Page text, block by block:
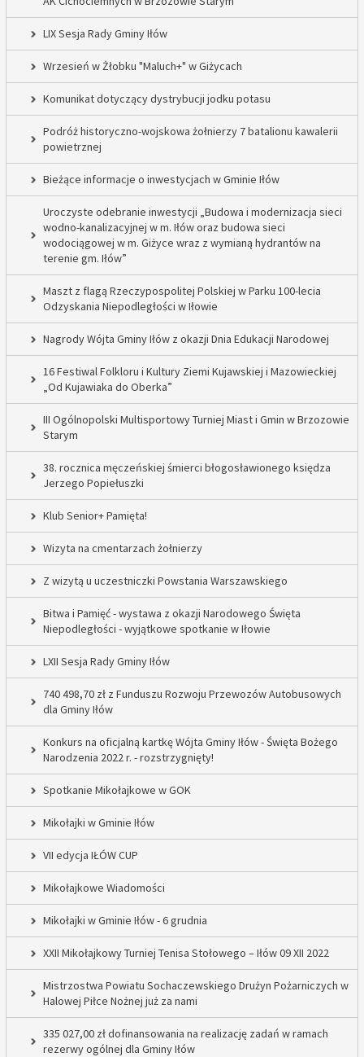
LIX Sesja Rady Gminy Iłów
Wrzesień w Żłobku "Maluch+" w Giżycach
Komunikat dotyczący dystrybucji jodku potasu
Podróż historyczno-wojskowa żołnierzy 7 batalionu kawalerii
powietrznej
Bieżące informacje o inwestycjach w Gminie Iłów
Uroczyste odebranie inwestycji „Budowa i modernizacja sieci
wodno-kanalizacyjnej w m. Iłów oraz budowa sieci
wodociągowej w m. Giżyce wraz z wymianą hydrantów na
terenie gm. Iłów”
Maszt z flagą Rzeczypospolitej Polskiej w Parku 100-lecia
Odzyskania Niepodległości w Iłowie
Nagrody Wójta Gminy Iłów z okazji Dnia Edukacji Narodowej
16 Festiwal Folkloru i Kultury Ziemi Kujawskiej i Mazowieckiej
„Od Kujawiaka do Oberka”
III Ogólnopolski Multisportowy Turniej Miast i Gmin w Brzozowie
Starym
38. rocznica męczeńskiej śmierci błogosławionego księdza
Jerzego Popiełuszki
Klub Senior+ Pamięta!
Wizyta na cmentarzach żołnierzy
Z wizytą u uczestniczki Powstania Warszawskiego
Bitwa i Pamięć - wystawa z okazji Narodowego Święta
Niepodległości - wyjątkowe spotkanie w Iłowie
LXII Sesja Rady Gminy Iłów
740 498,70 zł z Funduszu Rozwoju Przewozów Autobusowych
dla Gminy Iłów
Konkurs na oficjalną kartkę Wójta Gminy Iłów - Święta Bożego
Narodzenia 2022 r. - rozstrzygnięty!
Spotkanie Mikołajkowe w GOK
Mikołajki w Gminie Iłów
VII edycja IŁÓW CUP
Mikołajkowe Wiadomości
Mikołajki w Gminie Iłów - 6 grudnia
XXII Mikołajkowy Turniej Tenisa Stołowego – Iłów 09 XII 2022
Mistrzostwa Powiatu Sochaczewskiego Drużyn Pożarniczych w
Halowej Piłce Nożnej już za nami
335 027,00 zł dofinansowania na realizację zadań w ramach
rezerwy ogólnej dla Gminy Iłów